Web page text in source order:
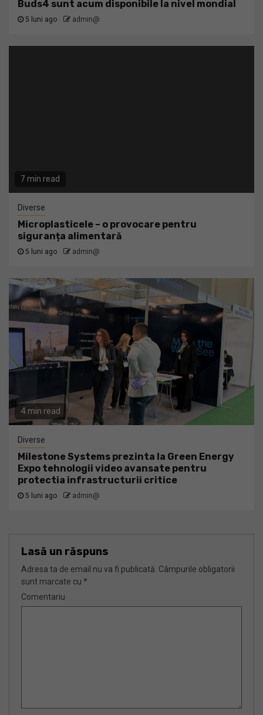
Buds4 sunt acum disponibile la nivel mondial
5 luni ago admin@
7 min read
Diverse
Microplasticele – o provocare pentru
siguranța alimentară
5 luni ago admin@
4 min read
Diverse
Milestone Systems prezinta la Green Energy
Expo tehnologii video avansate pentru
protectia infrastructurii critice
5 luni ago admin@
Lasă un răspuns
Adresa ta de email nu va fi publicată. Câmpurile obligatorii
sunt marcate cu *
Comentariu